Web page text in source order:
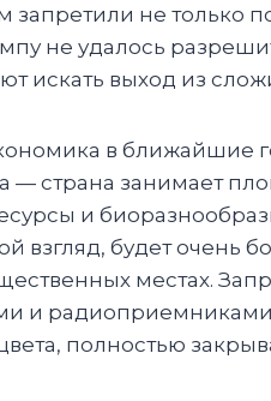
не только
не удалось
искать выход из
в ближайшие
— страна занимает
и
взгляд, будет очень
местах.
и
полностью